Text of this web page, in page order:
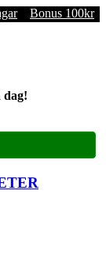
Bonus 100kr
dag!